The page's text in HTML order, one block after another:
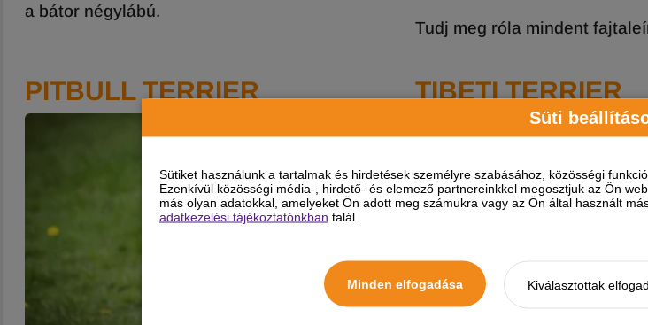
Süti
Sütiket használunk a tartalmak és hirdetések személyre szabásához, közösségi
Ezenkívül közösségi média-, hirdető- és elemező partnereinkkel megosztjuk az Ön
más olyan adatokkal, amelyeket Ön adott meg számukra vagy az Ön által használt
adatkezelési tájékoztatónkban talál.
Minden elfogadása Kiválasztottak
a bátor négylábú.
Tudj meg róla mindent
PITBULL TERRIER TIBETI TERRIER